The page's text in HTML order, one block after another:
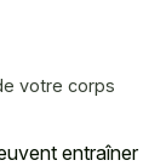
votre corps
entraîner